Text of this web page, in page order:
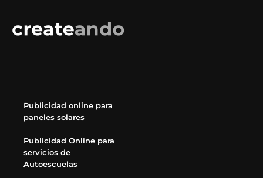
Publicidad online para
paneles solares
Publicidad Online para
servicios de
Autoescuelas